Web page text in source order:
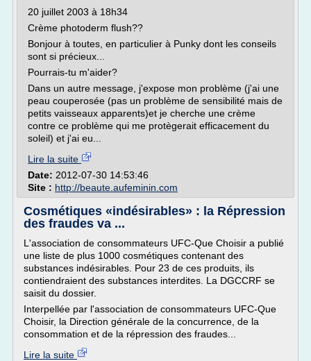
20 juillet 2003 à 18h34
Crème photoderm flush??
Bonjour à toutes, en particulier à Punky dont les conseils
sont si précieux...
Pourrais-tu m'aider?
Dans un autre message, j'expose mon problème (j'ai une
peau couperosée (pas un problème de sensibilité mais de
petits vaisseaux apparents)et je cherche une crème
contre ce problème qui me protègerait efficacement du
soleil) et j'ai eu...
Lire la suite
Date: 2012-07-30 14:53:46
Site : http://beaute.aufeminin.com
Cosmétiques «indésirables» : la Répression
des fraudes va ...
L'association de consommateurs UFC-Que Choisir a publié
une liste de plus 1000 cosmétiques contenant des
substances indésirables. Pour 23 de ces produits, ils
contiendraient des substances interdites. La DGCCRF se
saisit du dossier.
Interpellée par l'association de consommateurs UFC-Que
Choisir, la Direction générale de la concurrence, de la
consommation et de la répression des fraudes...
Lire la suite